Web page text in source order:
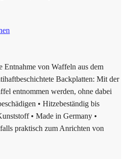
Entnahme von Waffeln aus dem
Backplatten: Mit der
entnommen werden, ohne dabei
• Hitzebeständig bis
• Made in Germany •
praktisch zum Anrichten von